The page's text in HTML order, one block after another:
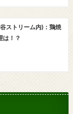
ストリーム内)：鶏焼
は！？